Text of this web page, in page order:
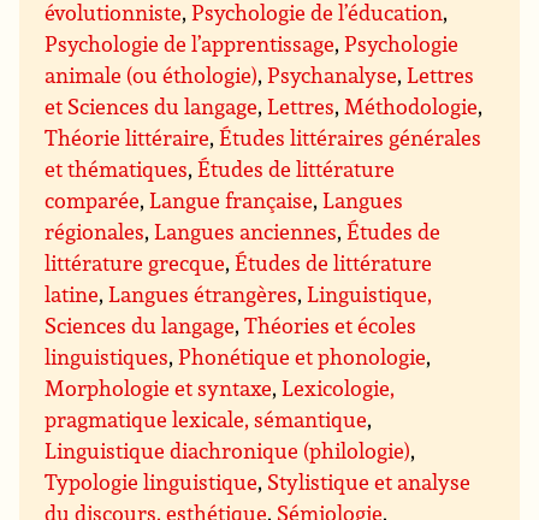
évolutionniste,Psychologie de l’éducation,
Psychologie de l’apprentissage,Psychologie
animale (ou éthologie),Psychanalyse,Lettres
et Sciences du langage,Lettres, Méthodologie,
Théorie littéraire,Études littéraires générales
et thématiques,Études de littérature
comparée,Langue française,Langues
régionales,Langues anciennes,Études de
littérature grecque,Études de littérature
latine,Langues étrangères,Linguistique,
Sciences du langage,Théories et écoles
linguistiques,Phonétique et phonologie,
Morphologie et syntaxe,Lexicologie,
pragmatique lexicale, sémantique,
Linguistique diachronique (philologie),
Typologie linguistique, Stylistique et analyse
du discours, esthétique, Sémiologie,